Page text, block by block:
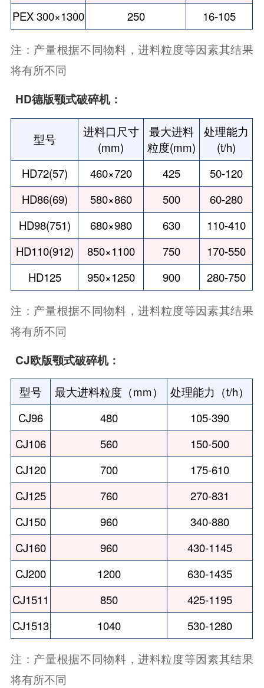
PEX 300×1300 250 16-105
注：产量根据不同物料，进料粒度等因素其结果
将有所不同
HD德版颚式破碎机：
型号
进料口尺寸
(mm)
最大进料
粒度(mm)
处理能力
(t/h)
HD72(57)
460×720 425
50-120
HD86(69)
580×860 500
60-280
HD98(751)
680×980 630
110-410
HD110(912)
850×1100 750
170-550
HD125
950×1250 900 280-750
注：产量根据不同物料，进料粒度等因素其结果
将有所不同
CJ欧版颚式破碎机：
型号 最大进料粒度（mm）
处理能力（t/h）
CJ96
480
105-390
CJ106
560
150-500
CJ120
700
175-610
CJ125
760
270-831
CJ150
960
340-880
CJ160
960
430-1145
CJ200
1200
630-1435
CJ1511
850
425-1195
CJ1513
1040 530-1280
注：产量根据不同物料，进料粒度等因素其结果
将有所不同